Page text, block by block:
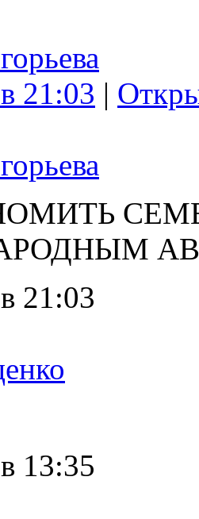
21:03 |
21:03
13:35